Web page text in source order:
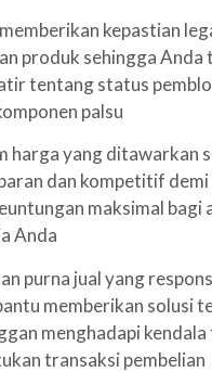
kepastian
produk sehingga Anda
tentang status
palsu
harga yang ditawarkan
dan kompetitif demi
maksimal bagi
Anda
purna jual yang
memberikan solusi
menghadapi
transaksi pembelian